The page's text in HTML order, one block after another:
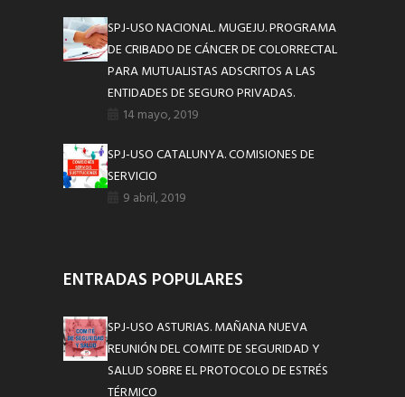
SPJ-USO NACIONAL. MUGEJU. PROGRAMA
DE CRIBADO DE CÁNCER DE COLORRECTAL
PARA MUTUALISTAS ADSCRITOS A LAS
ENTIDADES DE SEGURO PRIVADAS.
14 mayo, 2019
SPJ-USO CATALUNYA. COMISIONES DE
SERVICIO
9 abril, 2019
ENTRADAS POPULARES
SPJ-USO ASTURIAS. MAÑANA NUEVA
REUNIÓN DEL COMITE DE SEGURIDAD Y
SALUD SOBRE EL PROTOCOLO DE ESTRÉS